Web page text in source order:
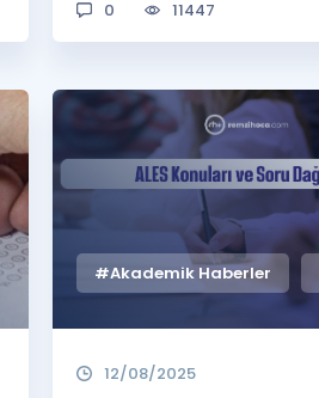
0 11447
#Akademik Haberler
12/08/2025